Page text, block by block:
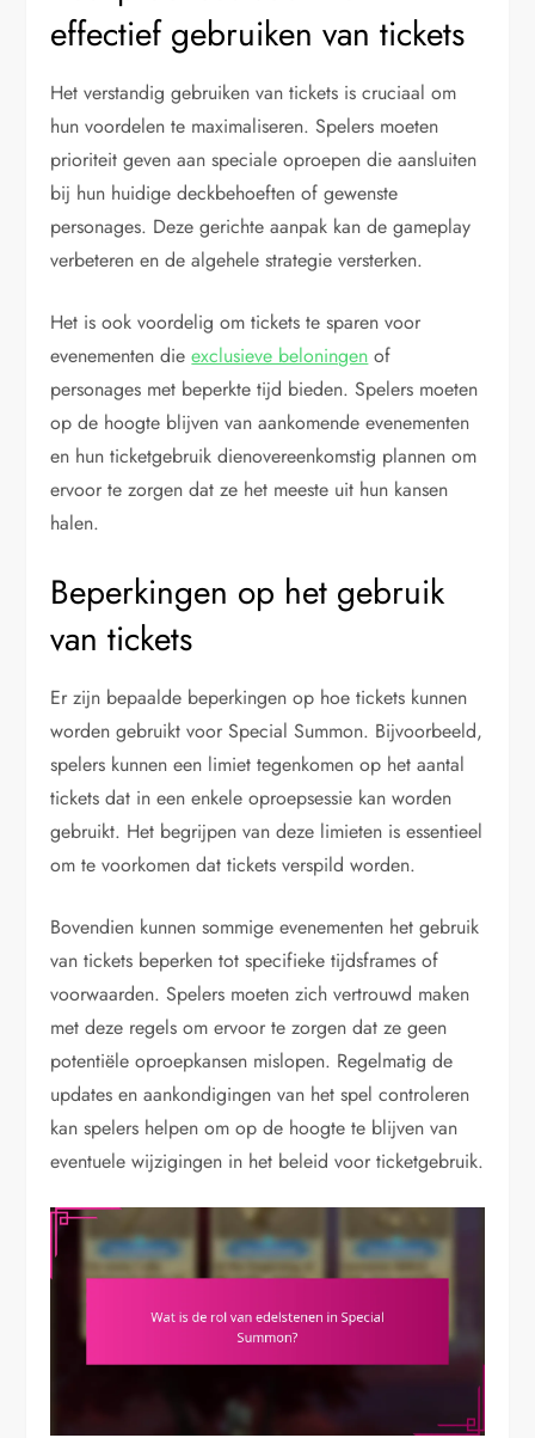
effectief gebruiken van tickets
Het verstandig gebruiken van tickets is cruciaal om
hun voordelen te maximaliseren. Spelers moeten
prioriteit geven aan speciale oproepen die aansluiten
bij hun huidige deckbehoeften of gewenste
personages. Deze gerichte aanpak kan de gameplay
verbeteren en de algehele strategie versterken.
Het is ook voordelig om tickets te sparen voor
evenementen dieexclusieve beloningen of
personages met beperkte tijd bieden. Spelers moeten
op de hoogte blijven van aankomende evenementen
en hun ticketgebruik dienovereenkomstig plannen om
ervoor te zorgen dat ze het meeste uit hun kansen
halen.
Beperkingen op het gebruik
van tickets
Er zijn bepaalde beperkingen op hoe tickets kunnen
worden gebruikt voor Special Summon. Bijvoorbeeld,
spelers kunnen een limiet tegenkomen op het aantal
tickets dat in een enkele oproepsessie kan worden
gebruikt. Het begrijpen van deze limieten is essentieel
om te voorkomen dat tickets verspild worden.
Bovendien kunnen sommige evenementen het gebruik
van tickets beperken tot specifieke tijdsframes of
voorwaarden. Spelers moeten zich vertrouwd maken
met deze regels om ervoor te zorgen dat ze geen
potentiële oproepkansen mislopen. Regelmatig de
updates en aankondigingen van het spel controleren
kan spelers helpen om op de hoogte te blijven van
eventuele wijzigingen in het beleid voor ticketgebruik.